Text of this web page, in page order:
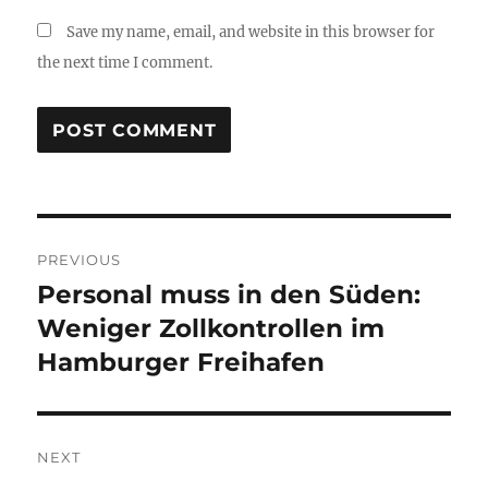
Save my name, email, and website in this browser for
the next time I comment.
navigation
PREVIOUS
Previous
post:
Personal muss in den Süden:
Weniger Zollkontrollen im
Hamburger Freihafen
NEXT